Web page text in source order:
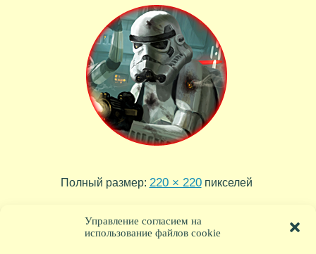
Управление согласием на
использование файлов cookie
Полный размер: 220 × 220пикселей